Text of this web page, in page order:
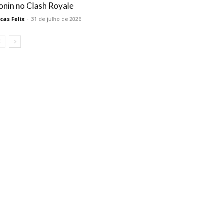
no Clash Royale
Felix - 31 de julho de 2026